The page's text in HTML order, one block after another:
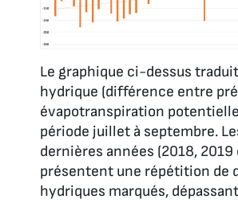
Le graphique ci-dessus
hydrique (différence entre
évapotranspiration
période juillet à septembre.
dernières années (2018, 2019
présentent une répétition de
hydriques marqués,